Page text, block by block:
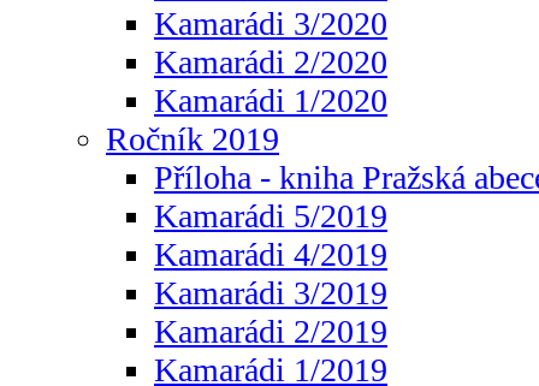
Kamarádi 3/2020
Kamarádi 2/2020
Kamarádi 1/2020
Ročník 2019
Příloha - kniha Pražská
Kamarádi 5/2019
Kamarádi 4/2019
Kamarádi 3/2019
Kamarádi 2/2019
Kamarádi 1/2019